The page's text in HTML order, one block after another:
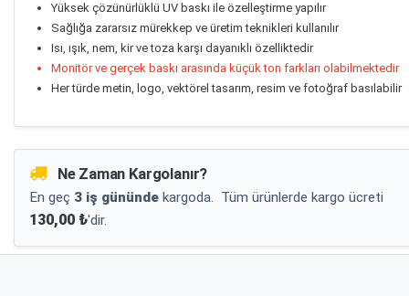
Yüksek çözünürlüklü UV baskı ile özelleştirme yapılır
Sağlığa zararsız mürekkep ve üretim teknikleri kullanılır
Isı, ışık, nem, kir ve toza karşı dayanıklı özelliktedir
Monitör ve gerçek baskı arasında küçük ton farkları olabilmektedir
Her türde metin, logo, vektörel tasarım, resim ve fotoğraf basılabilir
Ne Zaman Kargolanır?
En geç 3 iş gününde kargoda. Tüm ürünlerde kargo ücreti
130,00 ₺'dir.